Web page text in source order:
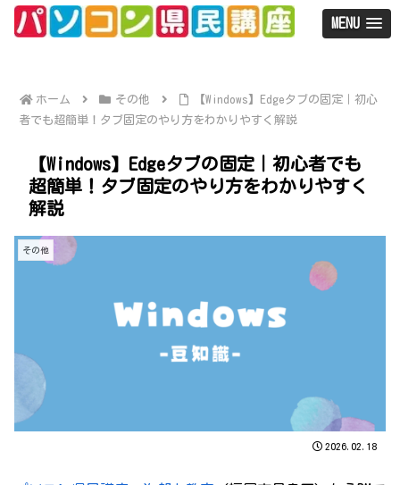
MENU
ホーム その他
【Windows】Edgeタブの固定｜初心
者でも超簡単！タブ固定のやり方をわかりやすく解説
【Windows】Edgeタブの固定｜初心者でも
超簡単！タブ固定のやり方をわかりやすく
解説
その他
2026.02.18